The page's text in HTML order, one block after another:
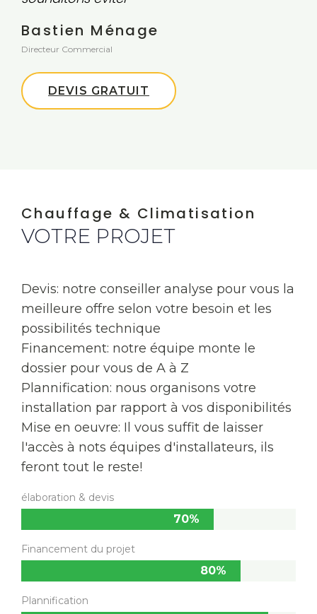
Bastien Ménage
Directeur Commercial
DEVIS GRATUIT
Chauffage & Climatisation
VOTRE PROJET
Devis: notre conseiller analyse pour vous la
meilleure offre selon votre besoin et les
possibilités technique
Financement: notre équipe monte le
dossier pour vous de A à Z
Plannification: nous organisons votre
installation par rapport à vos disponibilités
Mise en oeuvre: Il vous suffit de laisser
l'accès à nots équipes d'installateurs, ils
feront tout le reste!
élaboration & devis
70%
Financement du projet
80%
Plannification